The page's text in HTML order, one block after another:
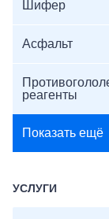
Шифер
Асфальт
реагенты
Показать ещё
УСЛУГИ